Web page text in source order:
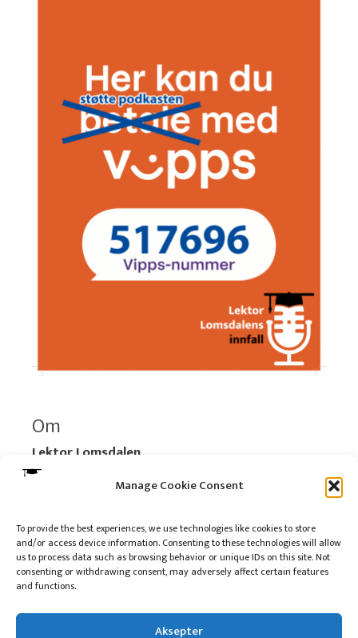
Manage Cookie Consent
To provide the best experiences, we use technologies like cookies to store
and/or access device information. Consenting to these technologies will allow
us to process data such as browsing behavior or unique IDs on this site. Not
consenting or withdrawing consent, may adversely affect certain features
and functions.
Aksepter
Om
Lektor Lomsdalen
Organisasjonsnummer:
920 712 312 MVA
Les mer:Om selskapet
Les mer:Om reklame på podkasten